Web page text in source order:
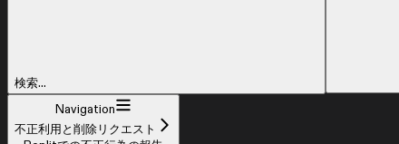
検索...
Navigation
不正利用と削除リクエスト